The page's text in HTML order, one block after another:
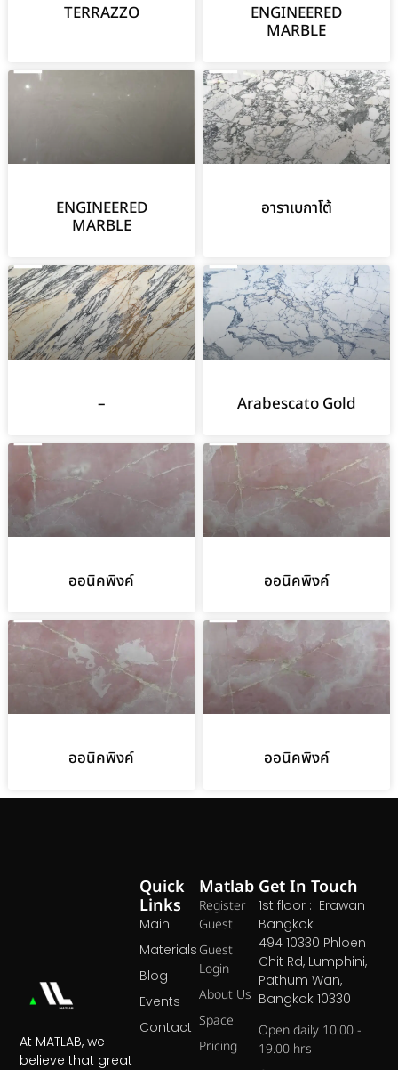
TERRAZZO ENGINEERED
MARBLE
ENGINEERED
MARBLE
อาราเบกาโต้
– Arabescato Gold
ออนิคพิงค์ ออนิคพิงค์
ออนิคพิงค์ ออนิคพิงค์
At MATLAB, we
believe that great
Matlab
Register
Guest
Guest
Login
About Us
Space
Pricing
Quick
Links
Main
Materials
Blog
Events
Contact
Get In Touch
1st floor : Erawan
Bangkok
494 10330 Phloen
Chit Rd, Lumphini,
Pathum Wan,
Bangkok 10330
Open daily 10.00 -
19.00 hrs